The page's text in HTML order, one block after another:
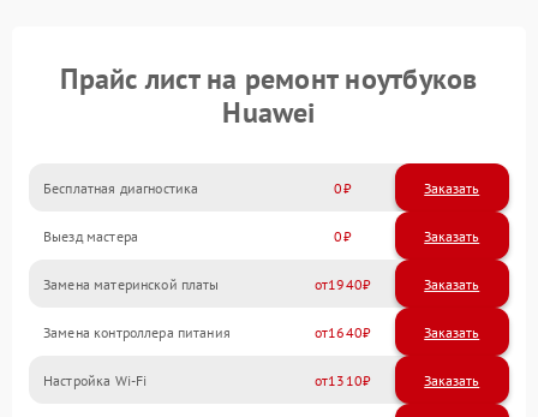
Прайс лист на ремонт ноутбуков
Huawei
Бесплатная диагностика 0 Заказать
Выезд мастера 0 Заказать
Замена материнской платы 1940
Замена контроллера питания 1640
Настройка Wi-Fi 1310